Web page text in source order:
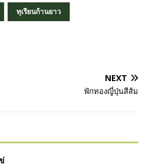
ทุเรียนก้านยาว
NEXT
ฟักทองญี่ปุ่นสีส้ม